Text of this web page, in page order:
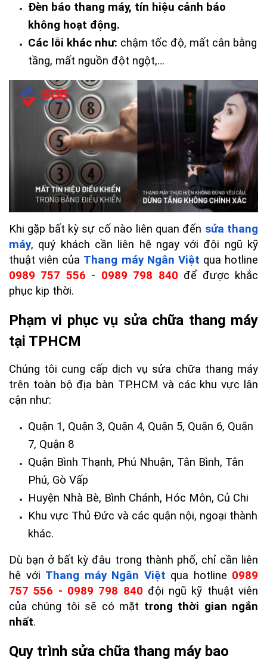
Đèn báo thang máy, tín hiệu cảnh báo
không hoạt động.
Các lỗi khác như: chậm tốc độ, mất cân bằng
tầng, mất nguồn đột ngột,…
Khi gặp bất kỳ sự cố nào liên quan đến sửa thang
máy, quý khách cần liên hệ ngay với đội ngũ kỹ
thuật viên của Thang máy Ngân Việt
0989 757 556 - 0989 798 840 để được khắc
phục kịp thời.
Phạm vi phục vụ sửa chữa thang máy
tại TPHCM
Chúng tôi cung cấp dịch vụ sửa chữa thang máy
trên toàn bộ địa bàn TP.HCM và các khu vực lân
cận như:
Quận 1, Quận 3, Quận 4, Quận 5, Quận 6, Quận
7, Quận 8
Quận Bình Thạnh, Phú Nhuận, Tân Bình, Tân
Phú, Gò Vấp
Huyện Nhà Bè, Bình Chánh, Hóc Môn, Củ Chi
Khu vực Thủ Đức và các quận nội, ngoại thành
khác.
Dù bạn ở bất kỳ đâu trong thành phố, chỉ cần liên
hệ với Thang máy Ngân Việt qua hotline 0989
757 556 - 0989 798 840 đội ngũ kỹ thuật viên
của chúng tôi sẽ có mặt trong thời gian ngắn
nhất.
Quy trình sửa chữa thang máy bao